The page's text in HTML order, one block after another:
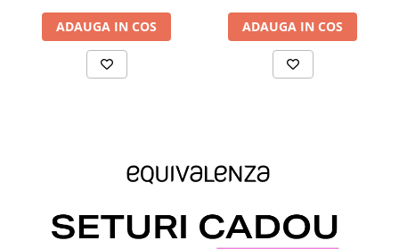
ADAUGA IN COS ADAUGA IN COS